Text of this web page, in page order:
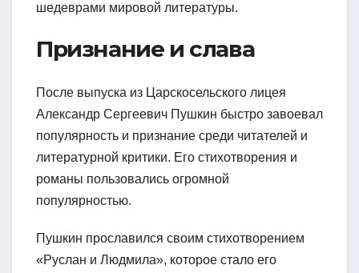
шедеврами мировой литературы.
Признание и слава
После выпуска из Царскосельского лицея
Александр Сергеевич Пушкин быстро завоевал
популярность и признание среди читателей и
литературной критики. Его стихотворения и
романы пользовались огромной
популярностью.
Пушкин прославился своим стихотворением
«Руслан и Людмила», которое стало его